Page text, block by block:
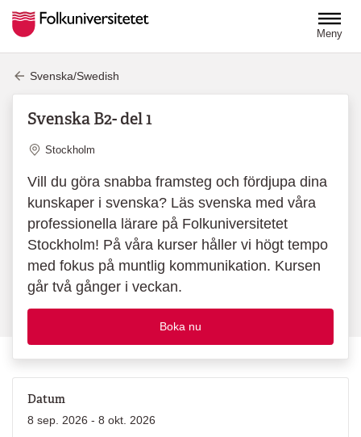
Meny
Svenska/Swedish
Svenska B2- del 1
Plats
Stockholm
Vill du göra snabba framsteg och fördjupa dina
kunskaper i svenska? Läs svenska med våra
professionella lärare på Folkuniversitetet
Stockholm! På våra kurser håller vi högt tempo
med fokus på muntlig kommunikation. Kursen
går två gånger i veckan.
Boka nu
Datum
8 sep. 2026 - 8 okt. 2026